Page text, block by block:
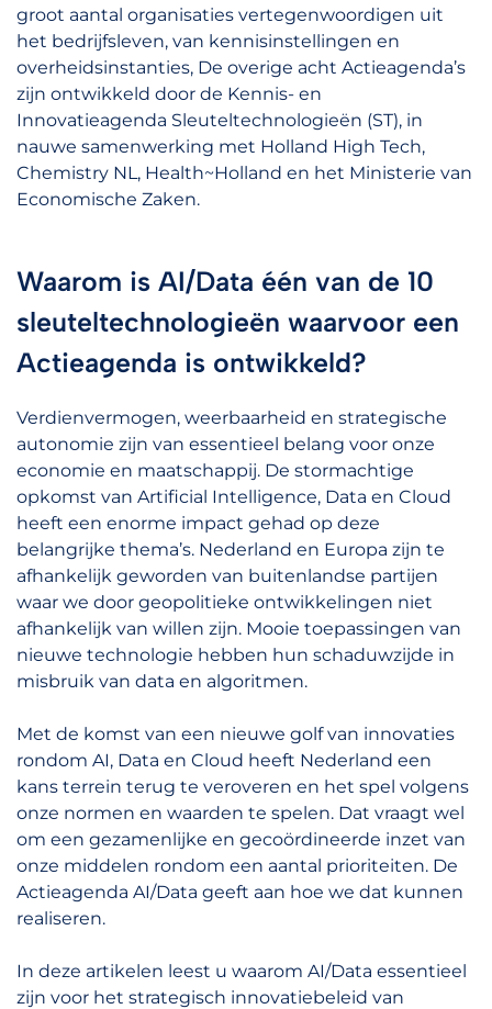
groot aantal organisaties vertegenwoordigen uit
het bedrijfsleven, van kennisinstellingen en
overheidsinstanties, De overige acht Actieagenda’s
zijn ontwikkeld door de Kennis- en
Innovatieagenda Sleuteltechnologieën (ST), in
nauwe samenwerking met Holland High Tech,
Chemistry NL, Health~Holland en het Ministerie van
Economische Zaken.
Waarom is AI/Data één van de 10
sleuteltechnologieën waarvoor een
Actieagenda is ontwikkeld?
Verdienvermogen, weerbaarheid en strategische
autonomie zijn van essentieel belang voor onze
economie en maatschappij. De stormachtige
opkomst van Artificial Intelligence, Data en Cloud
heeft een enorme impact gehad op deze
belangrijke thema’s. Nederland en Europa zijn te
afhankelijk geworden van buitenlandse partijen
waar we door geopolitieke ontwikkelingen niet
afhankelijk van willen zijn. Mooie toepassingen van
nieuwe technologie hebben hun schaduwzijde in
misbruik van data en algoritmen.
Met de komst van een nieuwe golf van innovaties
rondom AI, Data en Cloud heeft Nederland een
kans terrein terug te veroveren en het spel volgens
onze normen en waarden te spelen. Dat vraagt wel
om een gezamenlijke en gecoördineerde inzet van
onze middelen rondom een aantal prioriteiten. De
Actieagenda AI/Data geeft aan hoe we dat kunnen
realiseren.
In deze artikelen leest u waarom AI/Data essentieel
zijn voor het strategisch innovatiebeleid van